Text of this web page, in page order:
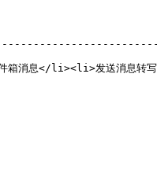
息</li><li>发送消息转